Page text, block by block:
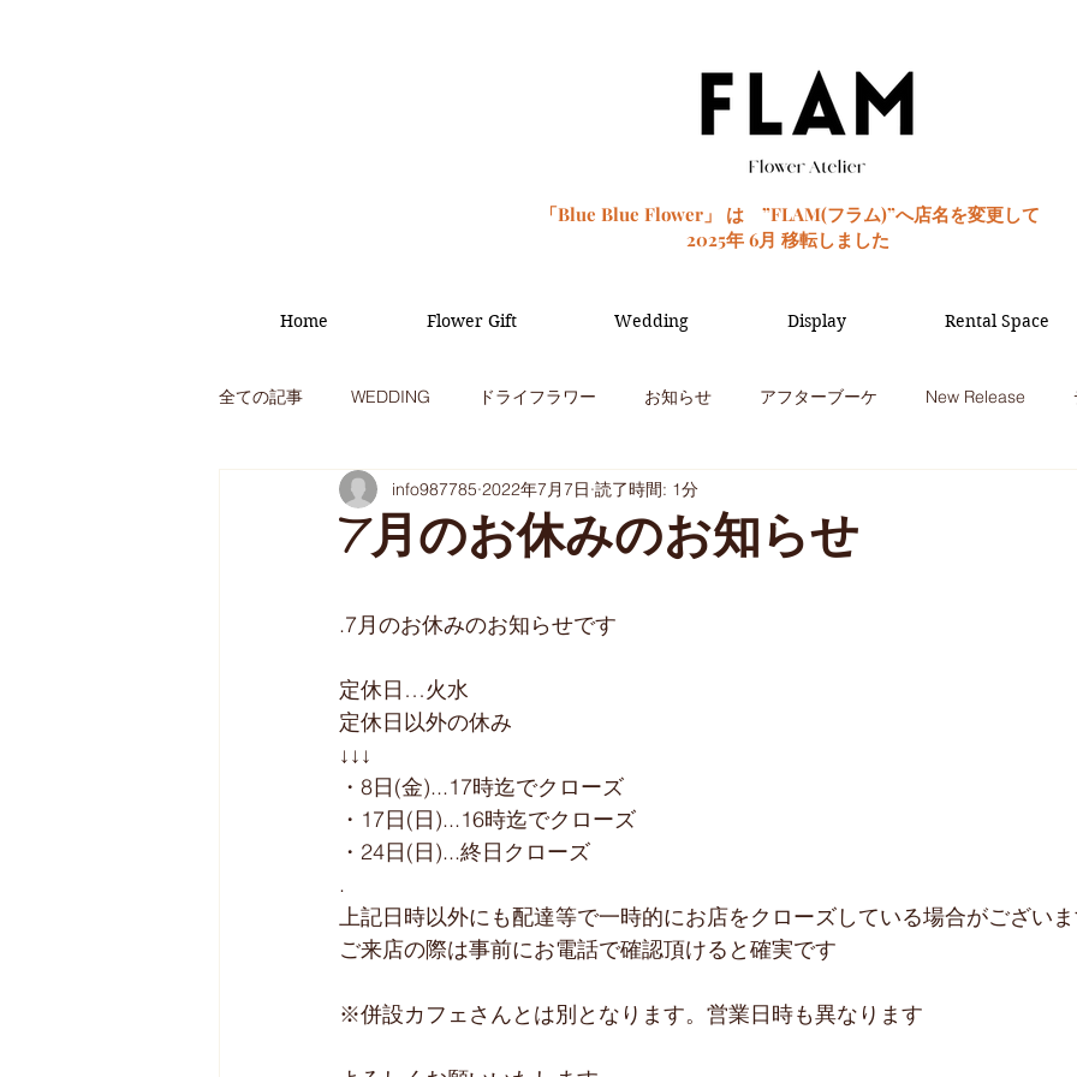
「Blue Blue Flower」 は ”FLAM(フラム)”へ店名を変更して
2025年 6月 移転しました
Home Flower Gift Wedding Display Rental Space
全ての記事 WEDDING ドライフラワー お知らせ アフターブーケ New Release
オープニング イベント 季節のお花 観葉植物
7月のお休みのお知らせ
info987785 2022年7月7日 読了時間: 1分
.7月のお休みのお知らせです
︎定休日…火水
︎定休日以外の休み
↓↓↓
・8日(金)...17時迄でクローズ
・17日(日)...16時迄でクローズ
・24日(日)...終日クローズ
.
上記日時以外にも配達等で一時的にお店をクローズしている場合がござい
ご来店の際は事前にお電話で確認頂けると確実です
※併設カフェさんとは別となります。営業日時も異なります